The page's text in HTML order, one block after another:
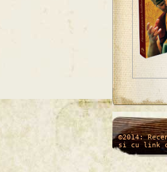
/* */
©2014:
si cu link